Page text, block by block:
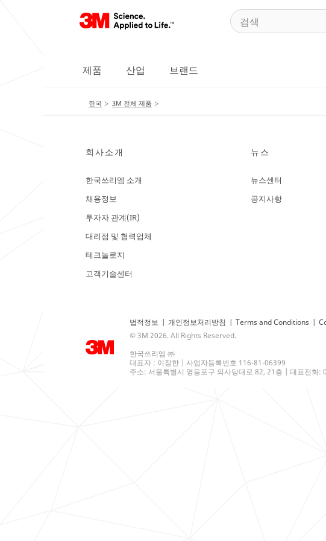
제품 산업 브랜드
한국 3M 전체 제품
회사소개
한국쓰리엠 소개
채용정보
투자자 관계(IR)
대리점 및 협력업체
테크놀로지
고객기술센터
뉴스
뉴스센터
공지사항
법적정보 | 개인정보처리방침 | Terms and Conditions |
© 3M 2026. All Rights Reserved.
한국쓰리엠 ㈜
대표자 : 이정한 | 사업자등록번호 116-81-06399
주소: 서울특별시 영등포구 의사당대로 82, 21층 | 대표전화: